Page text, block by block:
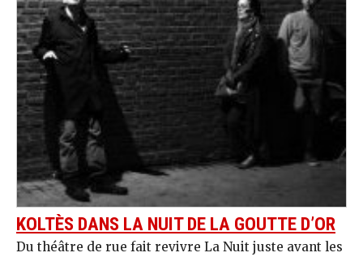
KOLTÈS DANS LA NUIT DE LA GOUTTE D’OR
Du théâtre de rue fait revivre La Nuit juste avant les